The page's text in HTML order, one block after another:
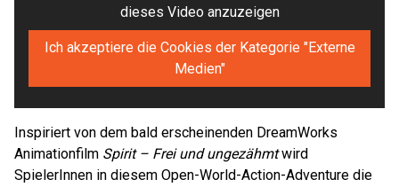
dieses Video anzuzeigen
Ich akzeptiere die Cookies der Kategorie "Externe
Medien"
Inspiriert von dem bald erscheinenden DreamWorks
Animationfilm Spirit – Frei und ungezähmtwird
SpielerInnen in diesem Open-World-Action-Adventure die